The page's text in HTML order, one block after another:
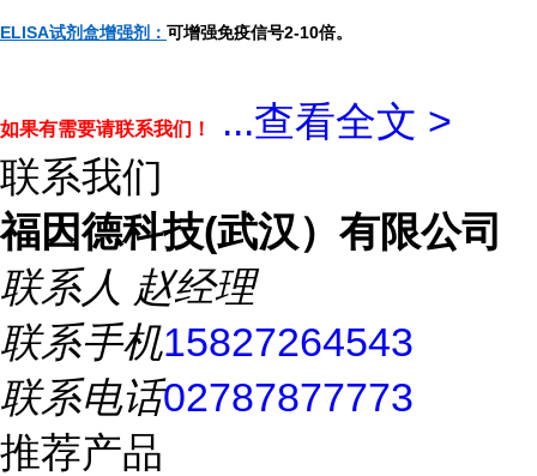
ELISA试剂盒增强剂： 可增强免疫信号2-10倍。
如果有需要请联系我们！ ...查看全文 >
联系我们
福因德科技(武汉）有限公司
联系人 赵经理
联系手机15827264543
联系电话02787877773
推荐产品